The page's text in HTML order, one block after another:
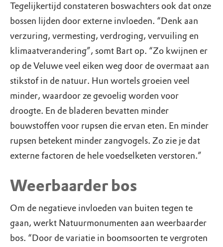
Tegelijkertijd constateren boswachters ook dat onze
bossen lijden door externe invloeden. “Denk aan
verzuring, vermesting, verdroging, vervuiling en
klimaatverandering”, somt Bart op. “Zo kwijnen er
op de Veluwe veel eiken weg door de overmaat aan
stikstof in de natuur. Hun wortels groeien veel
minder, waardoor ze gevoelig worden voor
droogte. En de bladeren bevatten minder
bouwstoffen voor rupsen die ervan eten. En minder
rupsen betekent minder zangvogels. Zo zie je dat
externe factoren de hele voedselketen verstoren.”
Weerbaarder bos
Om de negatieve invloeden van buiten tegen te
gaan, werkt Natuurmonumenten aan weerbaarder
bos. “Door de variatie in boomsoorten te vergroten